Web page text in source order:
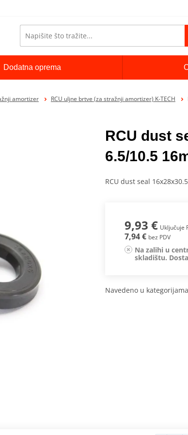
Dodatna oprema
amortizer RCU uljne brtve (za stražnji amortizer) K-TECH
RCU dust
6.5/10.5
RCU dust seal
9,93 € Uključuje
7,94 € bez PDV
Na zalihi u
skladištu.
Navedeno u